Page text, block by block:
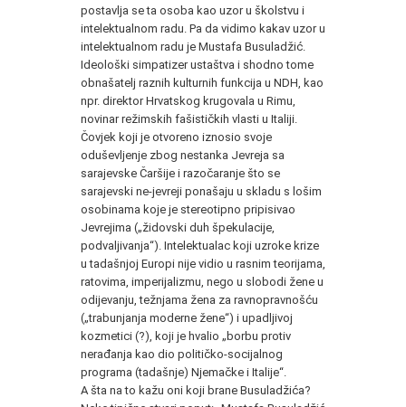
postavlja se ta osoba kao uzor u školstvu i
intelektualnom radu. Pa da vidimo kakav uzor u
intelektualnom radu je Mustafa Busuladžić.
Ideološki simpatizer ustaštva i shodno tome
obnašatelj raznih kulturnih funkcija u NDH, kao
npr. direktor Hrvatskog krugovala u Rimu,
novinar režimskih fašističkih vlasti u Italiji.
Čovjek koji je otvoreno iznosio svoje
oduševljenje zbog nestanka Jevreja sa
sarajevske Čaršije i razočaranje što se
sarajevski ne-jevreji ponašaju u skladu s lošim
osobinama koje je stereotipno pripisivao
Jevrejima („židovski duh špekulacije,
podvaljivanja“). Intelektualac koji uzroke krize
u tadašnjoj Europi nije vidio u rasnim teorijama,
ratovima, imperijalizmu, nego u slobodi žene u
odijevanju, težnjama žena za ravnopravnošću
(„trabunjanja moderne žene“) i upadljivoj
kozmetici (?), koji je hvalio „borbu protiv
nerađanja kao dio političko-socijalnog
programa (tadašnje) Njemačke i Italije“.
A šta na to kažu oni koji brane Busuladžića?